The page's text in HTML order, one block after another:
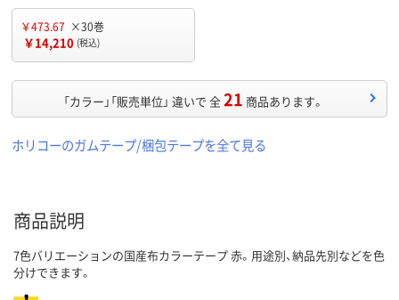
￥473.67 ×30巻
￥14,210 (税込)
「カラー」「販売単位」 違いで 全21 商品あります。
ホリコーのガムテープ/梱包テープを全て見る
商品説明
7色バリエーションの国産布カラーテープ 赤。用途別、納品先別などを色
分けできます。